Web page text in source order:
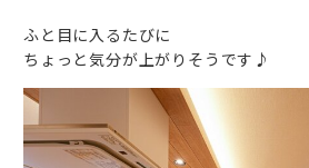
ふと目に入るたびに
ちょっと気分が上がりそうです♪